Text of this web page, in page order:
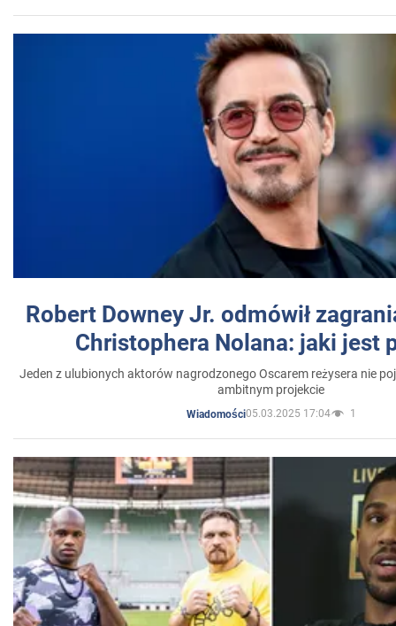
Robert Downey Jr. odmówił
Christophera Nolana: jaki jest
Jeden z ulubionych aktorów nagrodzonego Oscarem reżysera nie
ambitnym projekcie
Wiadomości05.03.2025 17:04 1